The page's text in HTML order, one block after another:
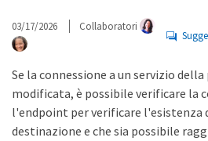
03/17/2026 Collaboratori
Se la connessione a un servizio
modificata, è possibile verificare la
l'endpoint per verificare l'esistenza
destinazione e che sia possibile